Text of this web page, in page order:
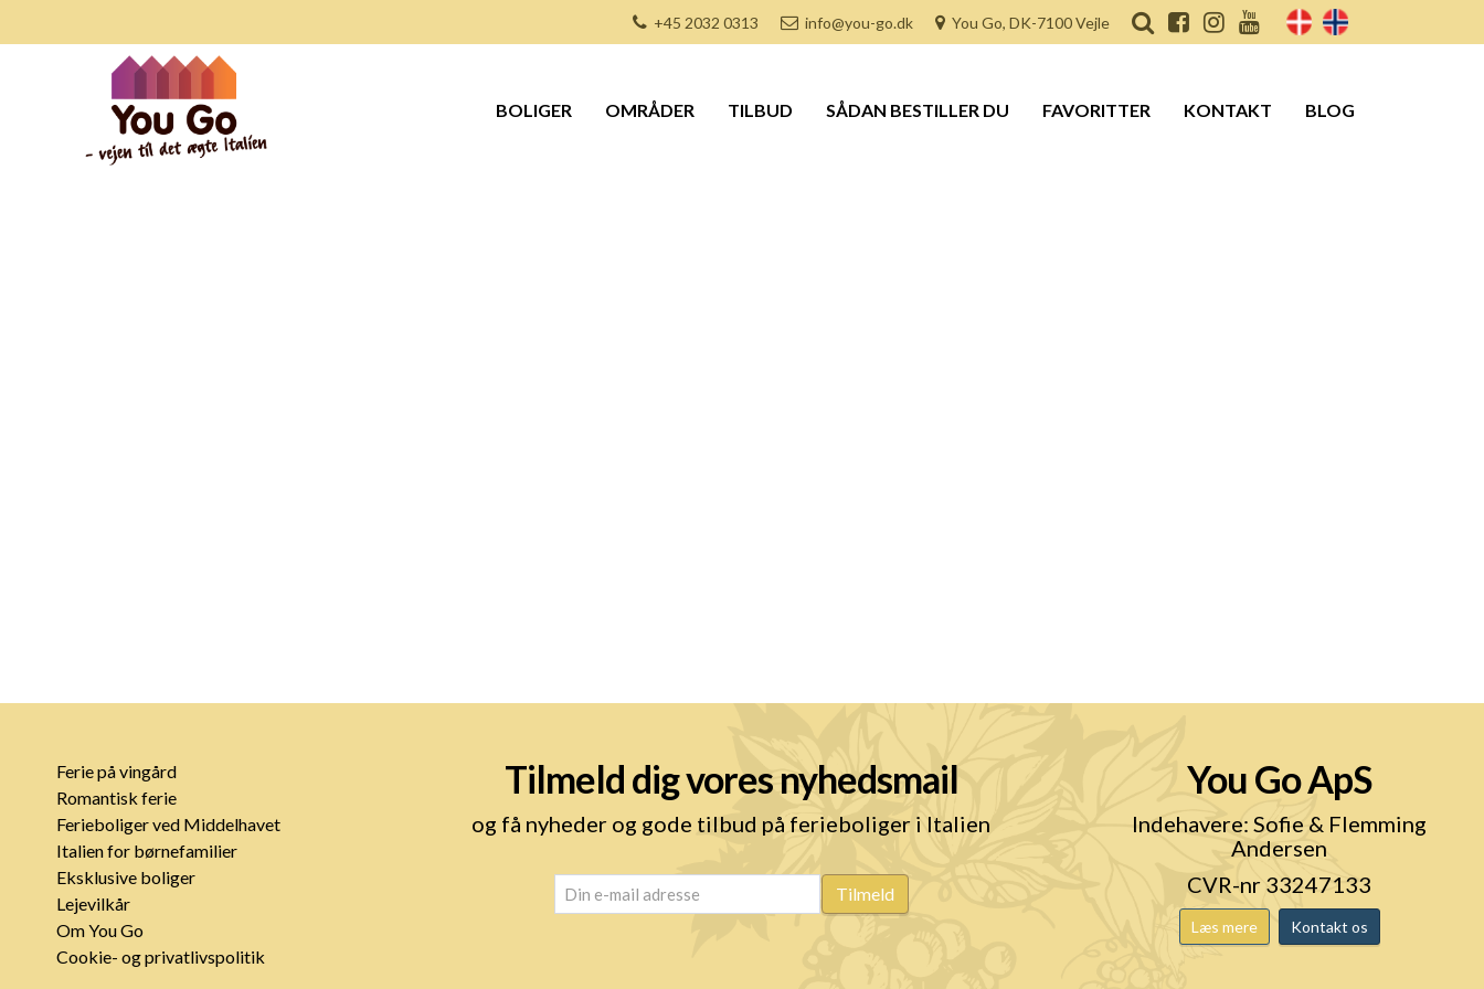
+45 2032 0313 info@you-go.dk You Go, DK-7100 Vejle
BOLIGER OMRÅDER TILBUD SÅDAN BESTILLER DU FAVORITTER KONTAKT BLOG
Ferie på vingård
Romantisk ferie
Ferieboliger ved Middelhavet
Italien for børnefamilier
Eksklusive boliger
Lejevilkår
Om You Go
Cookie- og privatlivspolitik
Tilmeld dig vores nyhedsmail
og få nyheder og gode tilbud på ferieboliger i Italien
email (Påkrævet) Tilmeld
You Go ApS
Indehavere: Sofie & Flemming
Andersen
CVR-nr 33247133
Læs mere Kontakt os